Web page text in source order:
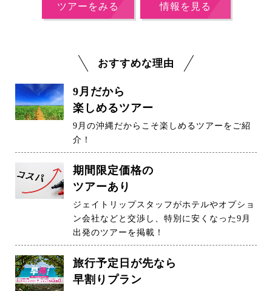
ツアーをみる 情報を見る
おすすめな理由
9月だから
楽しめるツアー
9月の沖縄だからこそ楽しめるツアーをご紹
介！
期間限定価格の
ツアーあり
ジェイトリップスタッフがホテルやオプショ
ン会社などと交渉し、特別に安くなった9月
出発のツアーを掲載！
旅行予定日が先なら
早割りプラン